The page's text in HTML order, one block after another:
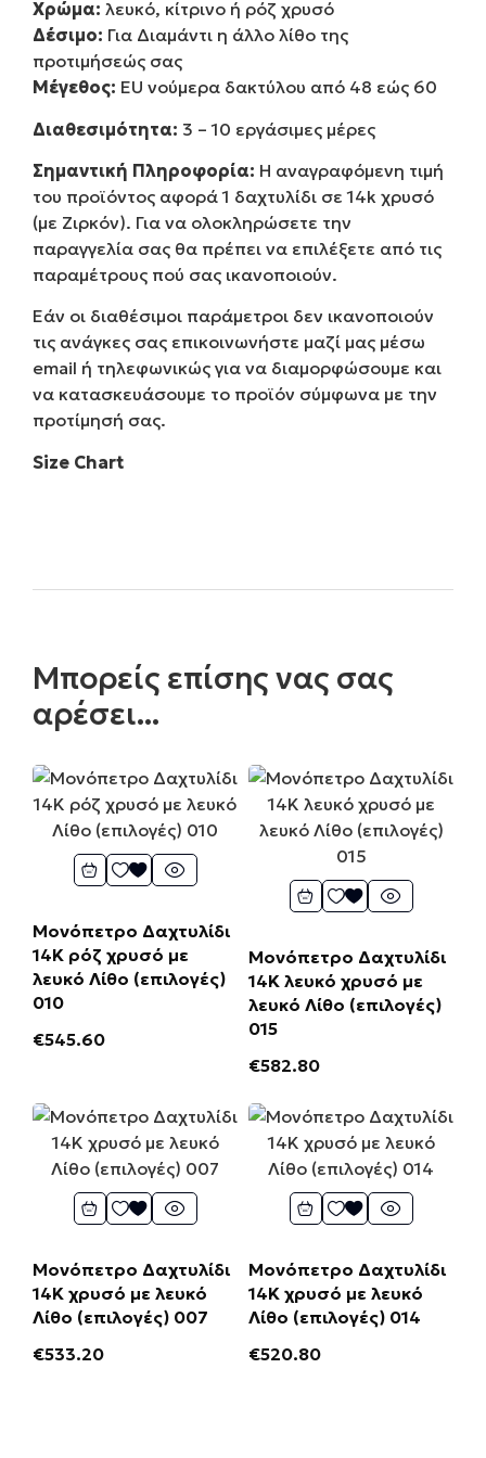
Χρώμα: λευκό, κίτρινο ή ρόζ χρυσό
Δέσιμο: Για Διαμάντι η άλλο λίθο της
προτιμήσεώς σας
Μέγεθος: EU νούμερα δακτύλου από 48 εώς 60
Διαθεσιμότητα: 3 – 10 εργάσιμες μέρες
Σημαντική Πληροφορία: Η αναγραφόμενη τιμή
του προϊόντος αφορά 1 δαχτυλίδι σε 14k χρυσό
(με Ζιρκόν). Για να ολοκληρώσετε την
παραγγελία σας θα πρέπει να επιλέξετε από τις
παραμέτρους πού σας ικανοποιούν.
Εάν οι διαθέσιμοι παράμετροι δεν ικανοποιούν
τις ανάγκες σας επικοινωνήστε μαζί μας μέσω
email ή τηλεφωνικώς για να διαμορφώσουμε και
να κατασκευάσουμε το προϊόν σύμφωνα με την
προτίμησή σας.
Size Chart
Μπορείς επίσης νας σας
αρέσει...
Μονόπετρο Δαχτυλίδι
14Κ ρόζ χρυσό με
λευκό Λίθο (επιλογές)
010
€545.60
Μονόπετρο Δαχτυλίδι
14Κ λευκό χρυσό με
λευκό Λίθο (επιλογές)
015
€582.80
Μονόπετρο Δαχτυλίδι
14Κ χρυσό με λευκό
Λίθο (επιλογές) 007
€533.20
Μονόπετρο Δαχτυλίδι
14Κ χρυσό με λευκό
Λίθο (επιλογές) 014
€520.80